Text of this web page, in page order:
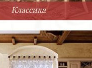
Классика